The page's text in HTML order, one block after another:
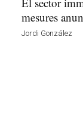
mesures
Jordi González